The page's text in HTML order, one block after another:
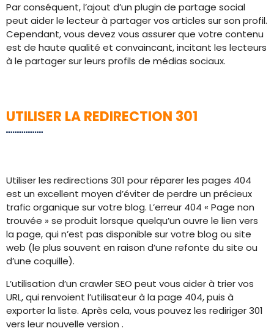
Par conséquent, l’ajout d’un plugin de partage social
peut aider le lecteur à partager vos articles sur son profil.
Cependant, vous devez vous assurer que votre contenu
est de haute qualité et convaincant, incitant les lecteurs
à le partager sur leurs profils de médias sociaux.
UTILISER LA REDIRECTION 301
Utiliser les redirections 301 pour réparer les pages 404
est un excellent moyen d’éviter de perdre un précieux
trafic organique sur votre blog. L’erreur 404 « Page non
trouvée » se produit lorsque quelqu’un ouvre le lien vers
la page, qui n’est pas disponible sur votre blog ou site
web (le plus souvent en raison d’une refonte du site ou
d’une coquille).
L’utilisation d’un crawler SEO peut vous aider à trier vos
URL, qui renvoient l’utilisateur à la page 404, puis à
exporter la liste. Après cela, vous pouvez les rediriger 301
vers leur nouvelle version .